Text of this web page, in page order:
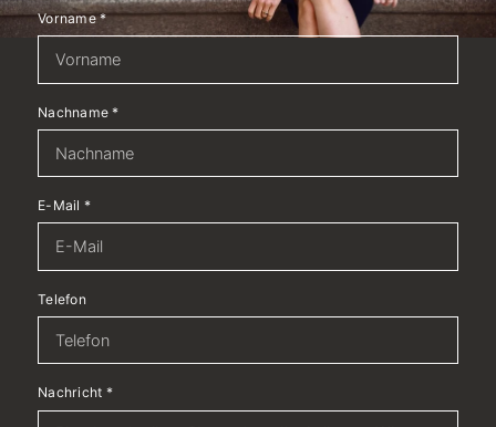
Vorname*
Nachname*
E-Mail *
Telefon
Nachricht *